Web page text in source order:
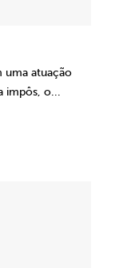
uma atuação
impôs, o...